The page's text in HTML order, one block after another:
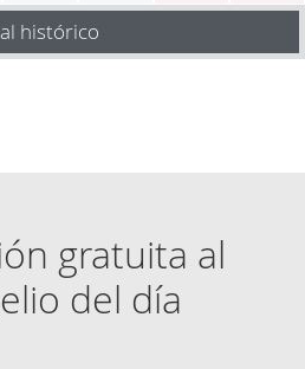
histórico
gratuita al
del día